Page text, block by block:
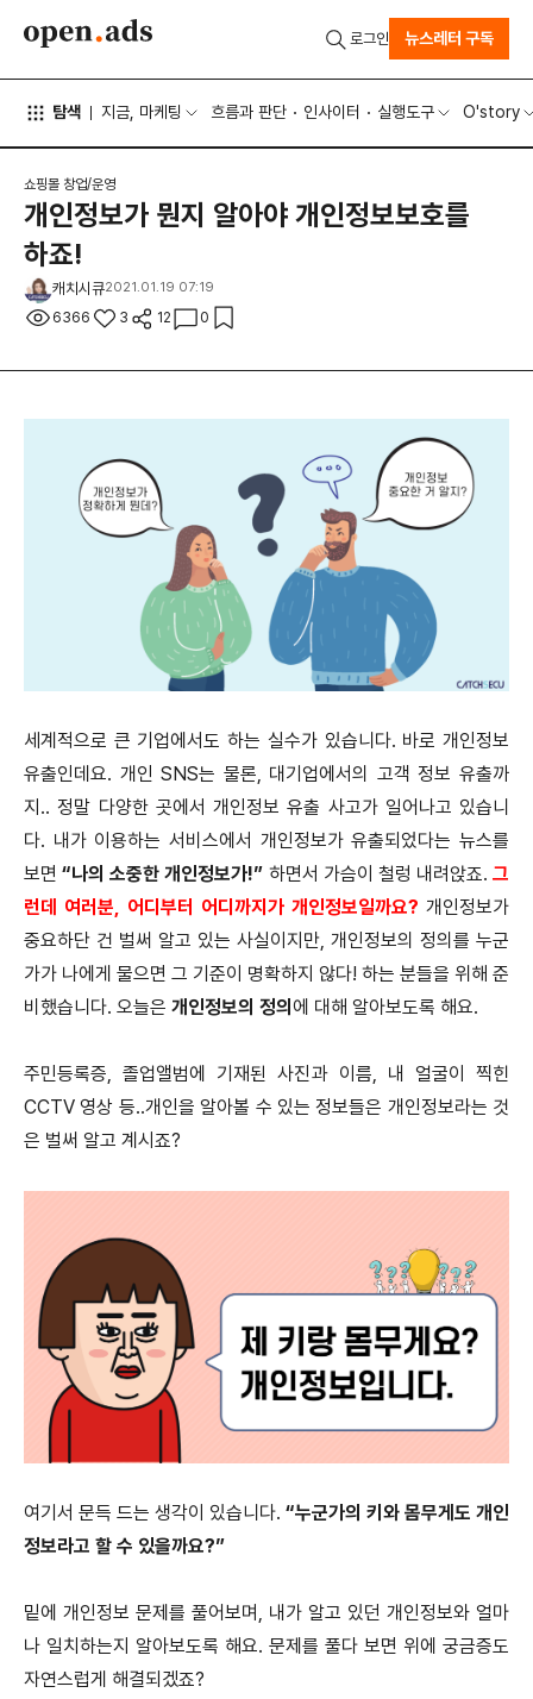
탐색 지금, 마케팅 흐름과 판단 인사이터 실행도구 O'story
로그인 뉴스레터 구독
쇼핑몰 창업/운영
개인정보가 뭔지 알아야 개인정보보호를
하죠!
캐치시큐2021.01.19 07:19
6366 3 12 0
세계적으로 큰 기업에서도 하는 실수가 있습니다. 바로 개인정보
유출인데요. 개인 SNS는 물론, 대기업에서의 고객 정보 유출까
지.. 정말 다양한 곳에서 개인정보 유출 사고가 일어나고 있습니
다. 내가 이용하는 서비스에서 개인정보가 유출되었다는 뉴스를
보면 “나의 소중한 개인정보가!” 하면서 가슴이 철렁 내려앉죠. 그
런데 여러분, 어디부터 어디까지가 개인정보일까요? 개인정보가
중요하단 건 벌써 알고 있는 사실이지만, 개인정보의 정의를 누군
가가 나에게 물으면 그 기준이 명확하지 않다! 하는 분들을 위해 준
비했습니다. 오늘은 개인정보의 정의 에 대해 알아보도록 해요.
주민등록증, 졸업앨범에 기재된 사진과 이름, 내 얼굴이 찍힌
CCTV 영상 등..개인을 알아볼 수 있는 정보들은 개인정보라는 것
은 벌써 알고 계시죠?
여기서 문득 드는 생각이 있습니다. “누군가의 키와 몸무게도 개인
정보라고 할 수 있을까요?”
밑에 개인정보 문제를 풀어보며, 내가 알고 있던 개인정보와 얼마
나 일치하는지 알아보도록 해요. 문제를 풀다 보면 위에 궁금증도
자연스럽게 해결되겠죠?